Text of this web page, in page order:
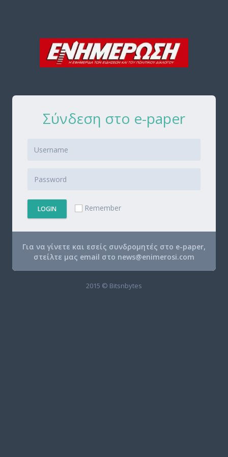
Σύνδεση στο e-paper
LOGIN Remember
Για να γίνετε και εσείς συνδρομητές στο e-paper,
στείλτε μας email στο news@enimerosi.com
2015 © Bitsnbytes